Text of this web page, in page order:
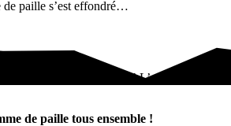
paille s’est effondré…
de paille tous ensemble ! L’orage a soufflé
de paille tous ensemble !